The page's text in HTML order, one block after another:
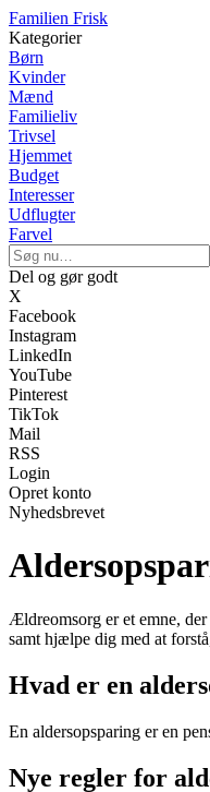
Familien Frisk
Kategorier
Børn
Kvinder
Mænd
Familieliv
Trivsel
Hjemmet
Budget
Interesser
Udflugter
Farvel
Del og gør godt
X
Facebook
Instagram
LinkedIn
YouTube
Pinterest
TikTok
Mail
RSS
Login
Opret konto
Nyhedsbrevet
Ældreomsorg er et emne,
samt hjælpe dig med at
Hvad er en
En aldersopsparing er en
Nye regler for